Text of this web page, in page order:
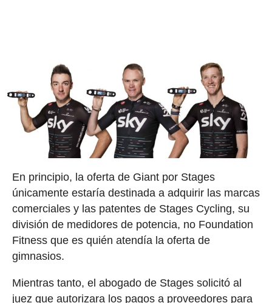
En principio, la oferta de Giant por Stages
únicamente estaría destinada a adquirir las marcas
comerciales y las patentes de Stages Cycling, su
división de medidores de potencia, no Foundation
Fitness que es quién atendía la oferta de
gimnasios.
Mientras tanto, el abogado de Stages solicitó al
juez que autorizara los pagos a proveedores para